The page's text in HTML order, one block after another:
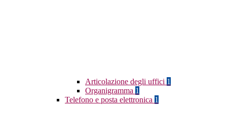
Articolazione degli uffici 1
Organigramma 1
Telefono e posta elettronica 1